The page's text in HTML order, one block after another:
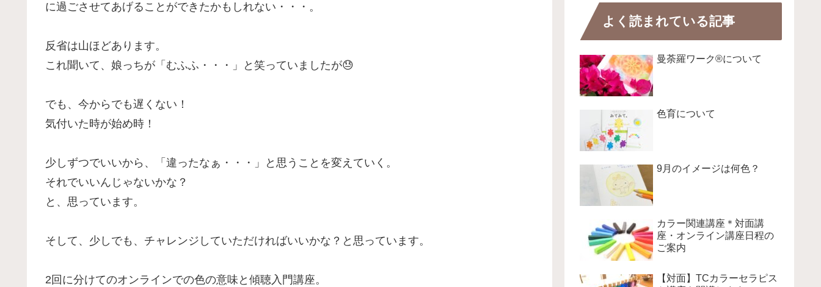
に過ごさせてあげることができたかもしれない・・・。
反省は山ほどあります。
これ聞いて、娘っちが「むふふ・・・」と笑っていましたが😓
でも、今からでも遅くない！
気付いた時が始め時！
少しずつでいいから、「違ったなぁ・・・」と思うことを変えていく。
それでいいんじゃないかな？
と、思っています。
そして、少しでも、チャレンジしていただければいいかな？と思っています。
2回に分けてのオンラインでの色の意味と傾聴入門講座。
よく読まれている記事
曼荼羅ワーク®について
色育について
9月のイメージは何色？
カラー関連講座＊対面講
座・オンライン講座日程の
ご案内
【対面】TCカラーセラピス